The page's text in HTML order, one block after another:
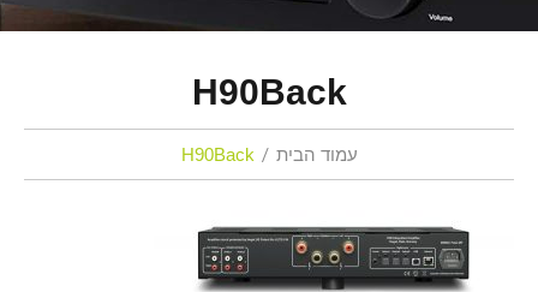
H90Back
עמוד הבית H90Back